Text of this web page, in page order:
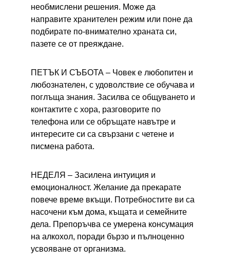
необмислени решения. Може да
направите хранителен режим или поне да
подбирате по-внимателно храната си,
пазете се от преяждане.
ПЕТЪК И СЪБОТА – Човек е любопитен и
любознателен, с удоволствие се обучава и
поглъща знания. Засилва се общуването и
контактите с хора, разговорите по
телефона или се обръщате навътре и
интересите си са свързани с четене и
писмена работа.
НЕДЕЛЯ – Засилена интуиция и
емоционалност. Желание да прекарате
повече време вкъщи. Потребностите ви са
насочени към дома, къщата и семейните
дела. Препоръчва се умерена консумация
на алкохол, поради бързо и пълноценно
усвояване от организма.